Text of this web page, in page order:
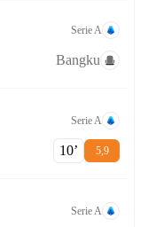
Serie A
Bangku
Serie A
10‎’‎ 5,9
Serie A